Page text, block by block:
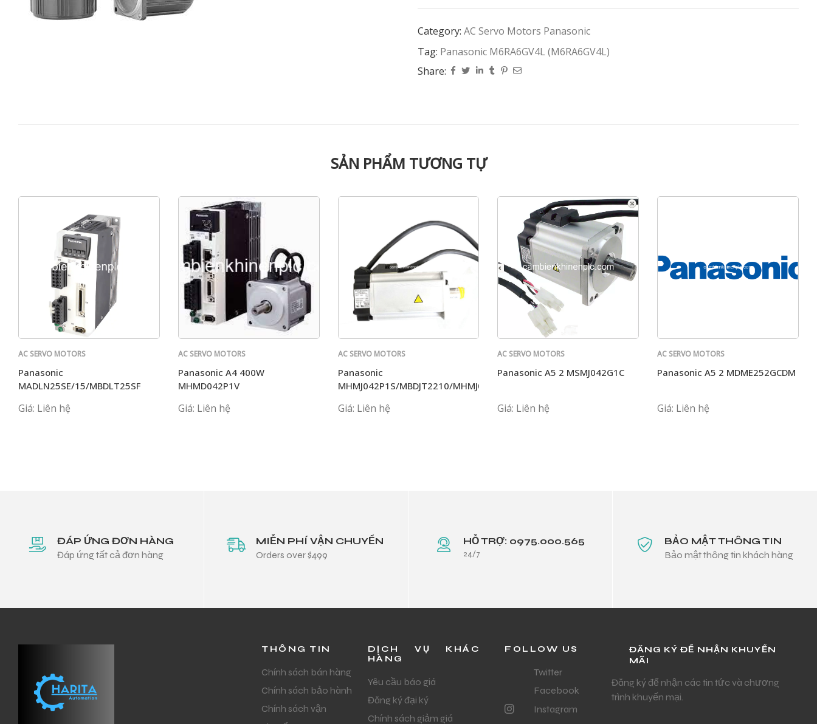
Category: AC Servo Motors Panasonic
Tag: Panasonic M6RA6GV4L (M6RA6GV4L)
Share:
SẢN PHẨM TƯƠNG TỰ
AC SERVO MOTORS
Panasonic
MADLN25SE/15/MBDLT25SF
Giá: Liên hệ
AC SERVO MOTORS
Panasonic A4 400W
MHMD042P1V
Giá: Liên hệ
AC SERVO MOTORS
Panasonic
MHMJ042P1S/MBDJT2210/MHMJ082P1S+MCDJT3220
Giá: Liên hệ
AC SERVO MOTORS
Panasonic A5 2 MSMJ042G1C
Giá: Liên hệ
AC SERVO MOTORS
Panasonic A5 2 MDME252GCDM
Giá: Liên hệ
ĐÁP ỨNG ĐƠN HÀNG
Đáp ứng tất cả đơn hàng
MIỄN PHÍ VẬN CHUYỂN
Orders over $499
HỖ TRỢ: 0975.000.565
24/7
BẢO MẬT THÔNG TIN
Bảo mật thông tin khách hàng
THÔNG TIN
Chính sách bán hàng
Chính sách bảo hành
Chính sách vận
DỊCH VỤ KHÁC
HÀNG
Yêu cầu báo giá
Đăng ký đại ký
Chính sách giảm giá
FOLLOW US
Twitter
Facebook
Instagram
ĐĂNG KÝ ĐỂ NHẬN KHUYẾN
MÃI
Đăng ký để nhận các tin tức và chương
trình khuyến mại.